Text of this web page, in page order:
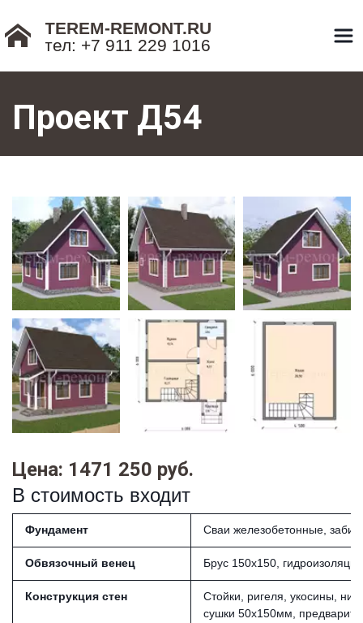
TEREM-REMONT.RU
тел: +7 911 229 1016
Проект Д54
Цена: 1471 250 руб.
В стоимость входит
Фундамент Сваи железобетонные,
Обвязочный венец Брус 150х150,
Конструкция стен
Стойки, ригеля, укосины,
сушки 50х150мм,